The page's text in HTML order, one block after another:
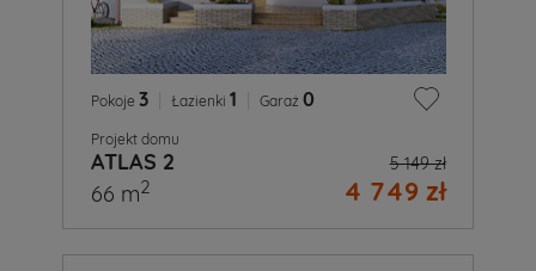
Pokoje 3 Łazienki 1 Garaż 0
Projekt domu
ATLAS 2 5 149 zł
4 749 zł
66 m2